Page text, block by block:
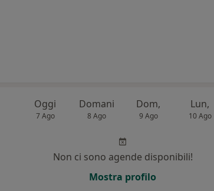
Oggi
7 Ago
Domani
8 Ago
Dom,
9 Ago
Lun,
10 Ago
Non ci sono agende disponibili!
Mostra profilo